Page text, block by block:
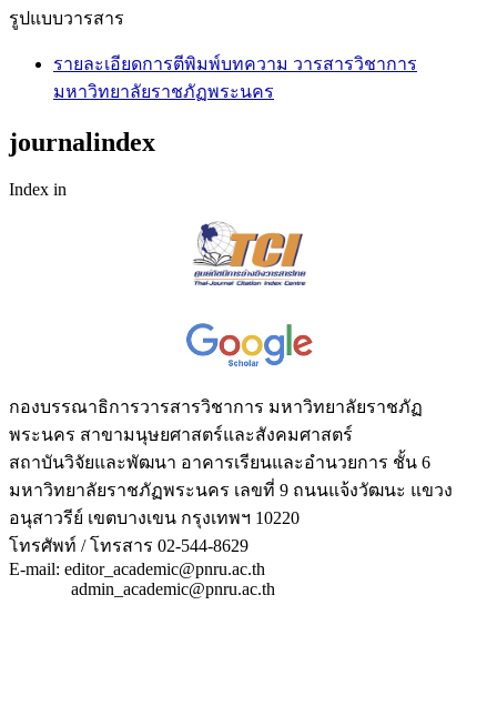
รูปแบบวารสาร
รายละเอียดการตีพิมพ์บทความ วารสารวิชาการ
มหาวิทยาลัยราชภัฏพระนคร
journalindex
Index in
กองบรรณาธิการวารสารวิชาการ มหาวิทยาลัยราชภัฏ
พระนคร สาขามนุษยศาสตร์และสังคมศาสตร์
สถาบันวิจัยและพัฒนา อาคารเรียนและอำนวยการ ชั้น 6
มหาวิทยาลัยราชภัฏพระนคร เลขที่ 9 ถนนแจ้งวัฒนะ แขวง
อนุสาวรีย์ เขตบางเขน กรุงเทพฯ 10220
โทรศัพท์ / โทรสาร 02-544-8629
E-mail: editor_academic@pnru.ac.th
admin_academic@pnru.ac.th